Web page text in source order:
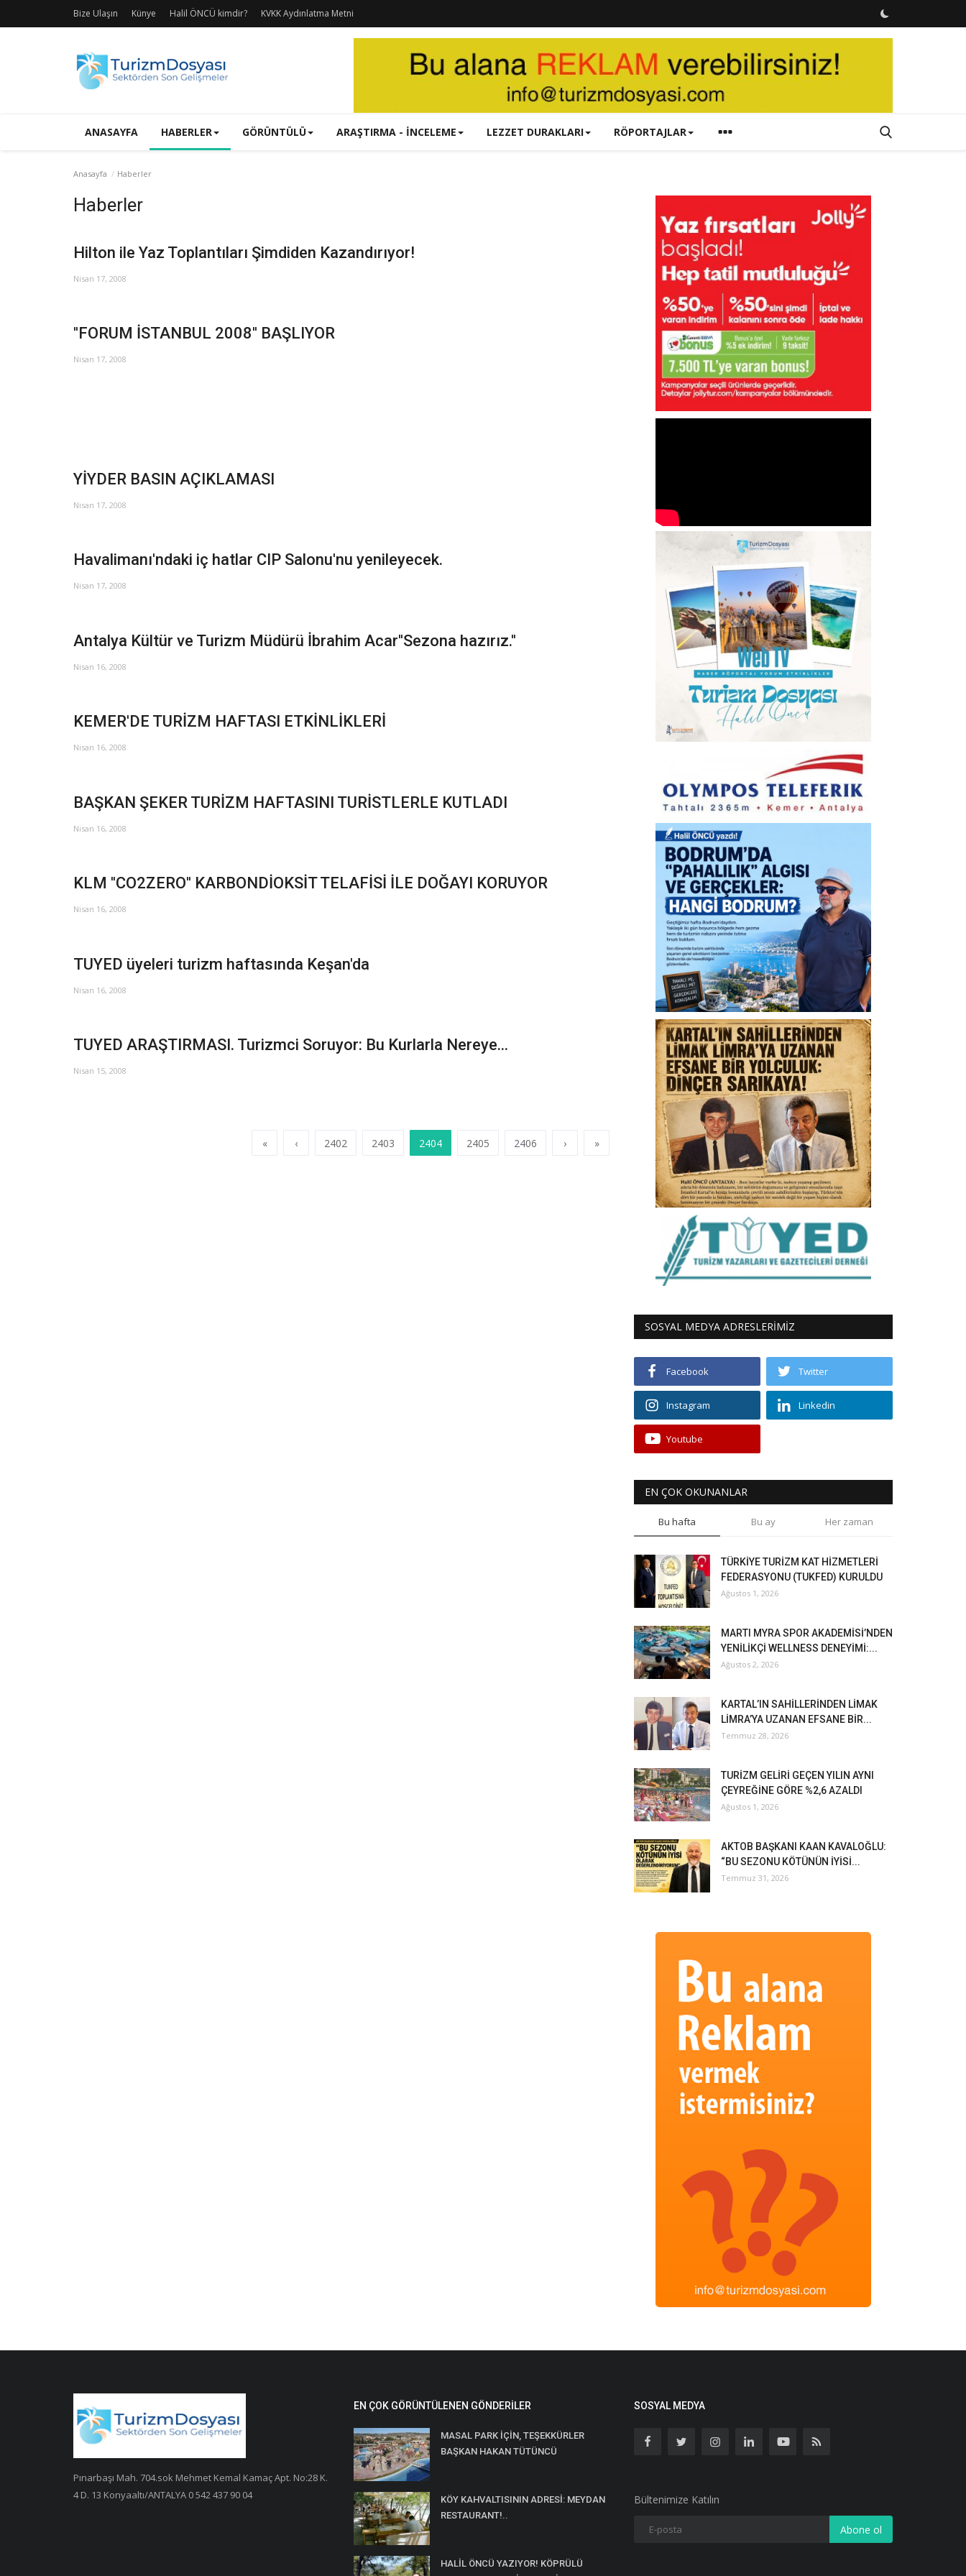
Bize Ulaşın Künye Halil ÖNCÜ kimdir? KVKK Aydınlatma Metni
ANASAYFA HABERLER GÖRÜNTÜLÜ ARAŞTIRMA - İNCELEME LEZZET DURAKLARI RÖPORTAJLAR
Anasayfa Haberler
Haberler
Hilton ile Yaz Toplantıları Şimdiden Kazandırıyor!
Nisan 17, 2008
''FORUM İSTANBUL 2008'' BAŞLIYOR
Nisan 17, 2008
YİYDER BASIN AÇIKLAMASI
Nisan 17, 2008
Havalimanı'ndaki iç hatlar CIP Salonu'nu yenileyecek.
Nisan 17, 2008
Antalya Kültür ve Turizm Müdürü İbrahim Acar''Sezona hazırız.''
Nisan 16, 2008
KEMER'DE TURİZM HAFTASI ETKİNLİKLERİ
Nisan 16, 2008
BAŞKAN ŞEKER TURİZM HAFTASINI TURİSTLERLE KUTLADI
Nisan 16, 2008
KLM ''CO2ZERO'' KARBONDİOKSİT TELAFİSİ İLE DOĞAYI KORUYOR
Nisan 16, 2008
TUYED üyeleri turizm haftasında Keşan'da
Nisan 16, 2008
TUYED ARAŞTIRMASI. Turizmci Soruyor: Bu Kurlarla Nereye...
Nisan 15, 2008
« ‹ 2402 2403 2404 2405 2406 › »
SOSYAL MEDYA ADRESLERİMİZ
Facebook Twitter
Instagram Linkedin
Youtube
EN ÇOK OKUNANLAR
Bu hafta Bu ay Her zaman
TÜRKİYE TURİZM KAT HİZMETLERİ
FEDERASYONU (TUKFED) KURULDU
Ağustos 1, 2026
MARTI MYRA SPOR AKADEMİSİ’NDEN
YENİLİKÇİ WELLNESS DENEYİMİ:...
Ağustos 2, 2026
KARTAL’IN SAHİLLERİNDEN LİMAK
LİMRA’YA UZANAN EFSANE BİR...
Temmuz 28, 2026
TURİZM GELİRİ GEÇEN YILIN AYNI
ÇEYREĞİNE GÖRE %2,6 AZALDI
Ağustos 1, 2026
AKTOB BAŞKANI KAAN KAVALOĞLU:
“BU SEZONU KÖTÜNÜN İYİSİ...
Temmuz 31, 2026
Pınarbaşı Mah. 704.sok Mehmet Kemal Kamaç Apt. No:28 K.
4 D. 13 Konyaaltı/ANTALYA 0 542 437 90 04
EN ÇOK GÖRÜNTÜLENEN GÖNDERILER
MASAL PARK İÇİN, TEŞEKKÜRLER
BAŞKAN HAKAN TÜTÜNCÜ
KÖY KAHVALTISININ ADRESİ: MEYDAN
RESTAURANT!..
HALİL ÖNCÜ YAZIYOR! KÖPRÜLÜ
SOSYAL MEDYA
Bültenimize Katılın
Abone ol